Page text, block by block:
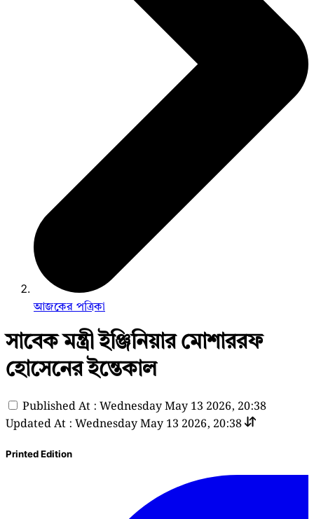
আজকের পত্রিকা
সাবেক মন্ত্রী ইঞ্জিনিয়ার মোশাররফ
হোসেনের ইন্তেকাল
Published At : Wednesday May 13 2026, 20:38
Updated At : Wednesday May 13 2026, 20:38
Printed Edition